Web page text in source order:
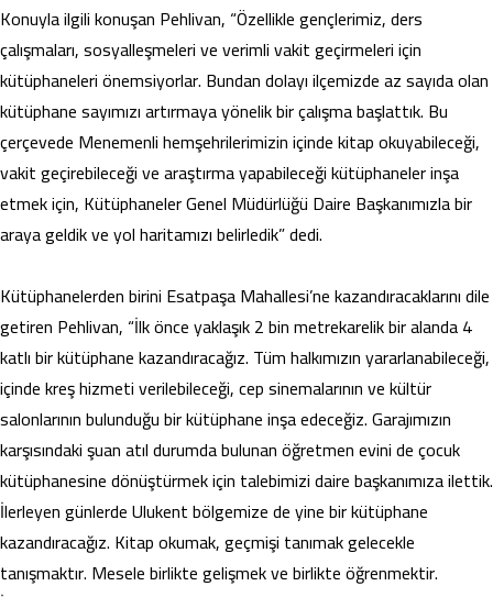
Konuyla ilgili konuşan Pehlivan, “Özellikle gençlerimiz, ders
çalışmaları, sosyalleşmeleri ve verimli vakit geçirmeleri için
kütüphaneleri önemsiyorlar. Bundan dolayı ilçemizde az sayıda olan
kütüphane sayımızı artırmaya yönelik bir çalışma başlattık. Bu
çerçevede Menemenli hemşehrilerimizin içinde kitap okuyabileceği,
vakit geçirebileceği ve araştırma yapabileceği kütüphaneler inşa
etmek için, Kütüphaneler Genel Müdürlüğü Daire Başkanımızla bir
araya geldik ve yol haritamızı belirledik” dedi.
Kütüphanelerden birini Esatpaşa Mahallesi’ne kazandıracaklarını dile
getiren Pehlivan, “İlk önce yaklaşık 2 bin metrekarelik bir alanda 4
katlı bir kütüphane kazandıracağız. Tüm halkımızın yararlanabileceği,
içinde kreş hizmeti verilebileceği, cep sinemalarının ve kültür
salonlarının bulunduğu bir kütüphane inşa edeceğiz. Garajımızın
karşısındaki şuan atıl durumda bulunan öğretmen evini de çocuk
kütüphanesine dönüştürmek için talebimizi daire başkanımıza ilettik.
İlerleyen günlerde Ulukent bölgemize de yine bir kütüphane
kazandıracağız. Kitap okumak, geçmişi tanımak gelecekle
tanışmaktır. Mesele birlikte gelişmek ve birlikte öğrenmektir.